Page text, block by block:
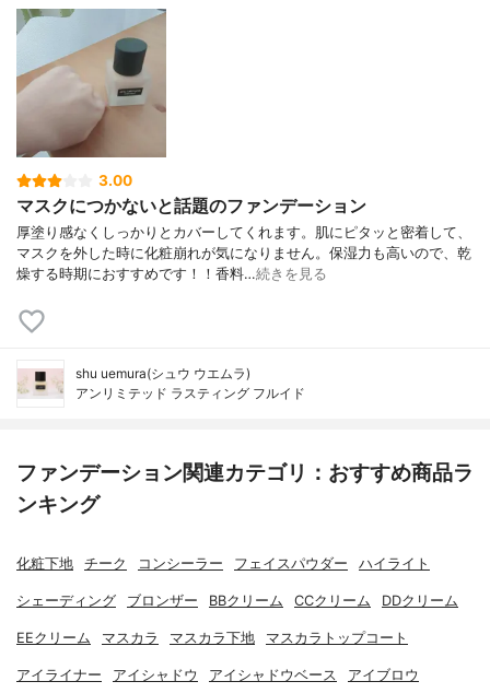
3.00
マスクにつかないと話題のファンデーション
厚塗り感なくしっかりとカバーしてくれます。肌にピタッと密着して、
マスクを外した時に化粧崩れが気になりません。保湿力も高いので、乾
燥する時期におすすめです！！香料…続きを見る
shu uemura(シュウ ウエムラ)
アンリミテッド ラスティング フルイド
ファンデーション関連カテゴリ：おすすめ商品ラ
ンキング
化粧下地 チーク コンシーラー フェイスパウダー ハイライト
シェーディング ブロンザー BBクリーム CCクリーム DDクリーム
EEクリーム マスカラ マスカラ下地 マスカラトップコート
アイライナー アイシャドウ アイシャドウベース アイブロウ